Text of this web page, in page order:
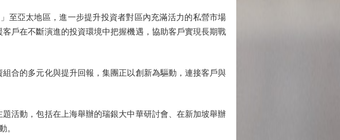
亞太地區，進一步提升投資者對區內充滿活力的私營市場
戶在不斷演進的投資環境中把握機遇，協助客戶實現長期戰
的多元化與提升回報，集團正以創新為驅動，連接客戶與
動，包括在上海舉辦的瑞銀大中華研討會、在新加坡舉辦
。